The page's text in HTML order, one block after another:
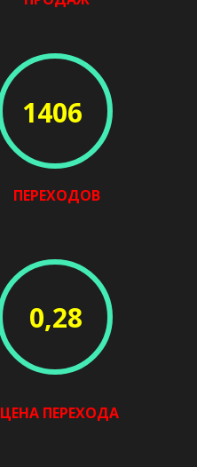
ЦЕНА ПЕРЕХОДА
ПЕРЕХОДОВ
1406
0,28